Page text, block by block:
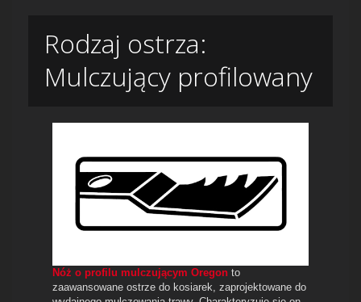
Rodzaj ostrza:
Mulczujący profilowany
Nóż o profilu mulczującym Oregon to
zaawansowane ostrze do kosiarek, zaprojektowane do